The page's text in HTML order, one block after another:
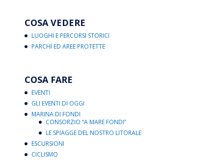
COSA VEDERE
LUOGHI E PERCORSI STORICI
PARCHI ED AREE PROTETTE
COSA FARE
EVENTI
GLI EVENTI DI OGGI
MARINA DI FONDI
CONSORZIO “A MARE FONDI”
LE SPIAGGE DEL NOSTRO LITORALE
ESCURSIONI
CICLISMO